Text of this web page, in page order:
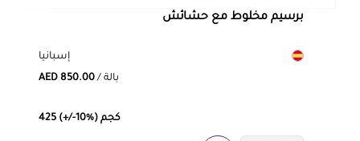
برسيم مخلوط مع حشائش
إسبانيا
AED 850.00
/ بالة
425 (+/-10%) كجم